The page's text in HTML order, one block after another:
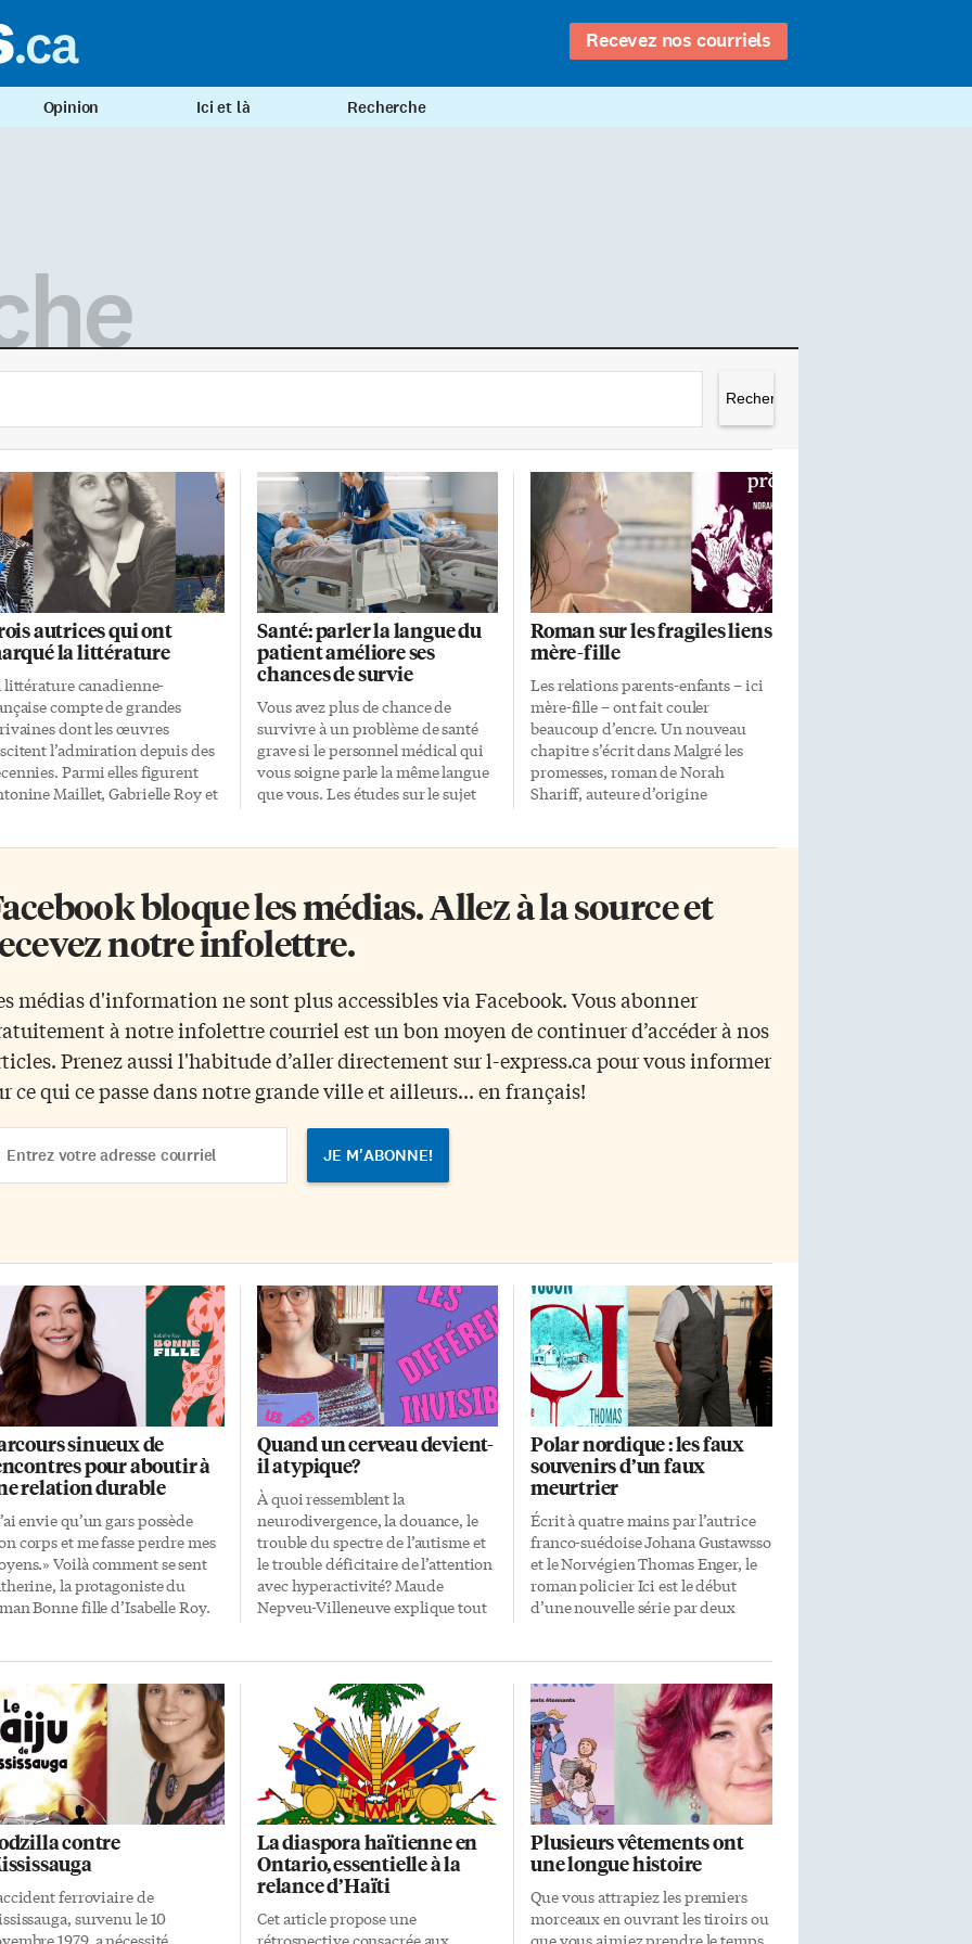
Recevez nos courriels
Opinion Ici et là Recherche
autrices qui ont
la littérature
littérature canadienne-
compte de grandes
dont les œuvres
l’admiration depuis des
Parmi elles figurent
Maillet, Gabrielle Roy et
lire trois livres, nous allons
fois explorer les carrières
remarquables de ces
sortir avec plus de
de lectures que
Antonine Maillet
par la seule
à avoir reçu le prix
Antonine Maillet. Ce
en 1979 pour […]
Santé: parler la langue du
patient améliore ses
chances de survie
Vous avez plus de chance de
survivre à un problème de santé
grave si le personnel médical qui
vous soigne parle la même langue
que vous. Les études sur le sujet
langue patient-médecin et
mortalité sur le long terme: une
étude de cohorte rétrospective
publiée début juillet, les
francophones de l’extérieur du
Québec voient leur risque de décès
– toutes causes confondues –
diminuer en moyenne de 11%
lorsqu’ils reçoivent des soins dans
Roman sur les fragiles liens
mère-fille
Les relations parents-enfants – ici
mère-fille – ont fait couler
beaucoup d’encre. Un nouveau
chapitre s’écrit dans Malgré les
promesses, roman de Norah
Shariff, auteure d’origine
fondée en août 2020 pour, par et
avec les femmes autochtones, les
couple en crise La protagoniste de
Malgré les promesses, Dalila, est
d’origine algérienne. Elle et son
mari français Antoine voient leur
couple glisser vers la rupture. À la
suite d’un accident, […]
bloque les médias. Allez à la source et
notre infolettre.
médias d'information ne sont plus accessibles via Facebook. Vous abonner
à notre infolettre courriel est un bon moyen de continuer d’accéder à nos
Prenez aussi l'habitude d’aller directement sur l-express.ca pour vous informer
ce qui ce passe dans notre grande ville et ailleurs... en français!
sinueux de
pour aboutir à
relation durable
envie qu’un gars possède
corps et me fasse perdre mes
Voilà comment se sent
la protagoniste du
Bonne fille d’Isabelle Roy.
rupture. Bien que sa relation
duré que six mois, la douleur
profondément. Elle
tourne d’abord vers Tinder et
Rencontres. Voici sa bio:
mérites de bonnes choses et je
être l’une d’elles.» Le sexe
le coeur Son but consiste à
de la bonne compagnie et du
sexe […]
Quand un cerveau devient-
il atypique?
À quoi ressemblent la
neurodivergence, la douance, le
trouble du spectre de l’autisme et
le trouble déficitaire de l’attention
avec hyperactivité? Maude
Nepveu-Villeneuve explique tout
ressemblances et nos différences.
Les sujets abordés sont souvent
très complexes, mais Maude
Nepveu-Villeneuve les présente
avec concision et simplicité, ayant
souvent recours à des encadrés ou
à des capsules pour attirer
l’attention sur l’essentiel.
Neurodivergence Elle-même
atteinte de neurodivergence,
Maude Nepveu-Villeneuve a
publié environ 70 capsules sur son
Polar nordique : les faux
souvenirs d’un faux
meurtrier
Écrit à quatre mains par l’autrice
franco-suédoise Johana Gustawsso
et le Norvégien Thomas Enger, le
roman policier Ici est le début
d’une nouvelle série par deux
deux adolescentes sont
sauvagement assassinées le jour de
l’Halloween dans une maison de
vacances au bord d’un fjord. La
complexité de ces meurtres est
recouverte d’un voile de suspicion
et d’incertitude. Les victimes Eva
et Hedda étaient les meilleures
amies de Vetle, fils
mystérieusement disparu de Kari
Voss, consultante auprès de la
police criminelle norvégienne.
contre
ferroviaire de
survenu le 10
1979, a nécessité
La diaspora haïtienne en
Ontario, essentielle à la
relance d’Haïti
Cet article propose une
rétrospective consacrée aux
Plusieurs vêtements ont
une longue histoire
Que vous attrapiez les premiers
morceaux en ouvrant les tiroirs ou
que vous aimiez prendre le temps